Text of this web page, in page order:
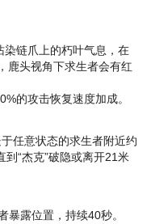
染链爪上的朽叶气息，在
鹿头视角下求生者会有红
的攻击恢复速度加成。
任意状态的求生者附近约
“杰克”破隐或离开21米
暴露位置，持续40秒。